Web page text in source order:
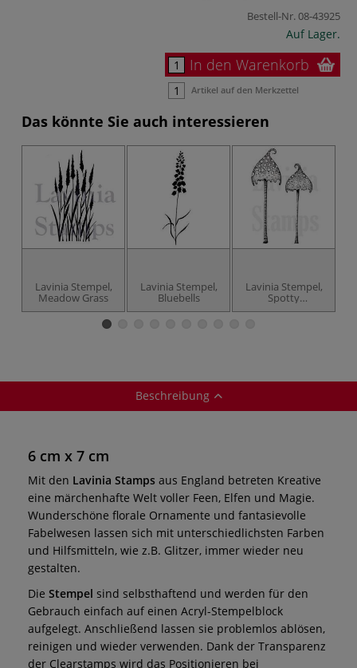
Bestell-Nr.08-43925
Auf Lager.
In den Warenkorb
Artikel auf den Merkzettel
Das könnte Sie auch interessieren
Lavinia Stempel,
Meadow Grass
Lavinia Stempel,
Bluebells
Lavinia Stempel,
Spotty
Toadstoole
Beschreibung
6 cm x 7 cm
Mit den Lavinia Stamps aus England betreten Kreative
eine märchenhafte Welt voller Feen, Elfen und Magie.
Wunderschöne florale Ornamente und fantasievolle
Fabelwesen lassen sich mit unterschiedlichsten Farben
und Hilfsmitteln, wie z.B. Glitzer, immer wieder neu
gestalten.
Die Stempel sind selbsthaftend und werden für den
Gebrauch einfach auf einen Acryl-Stempelblock
aufgelegt. Anschließend lassen sie problemlos ablösen,
reinigen und wieder verwenden. Dank der Transparenz
der Clearstamps wird das Positionieren bei